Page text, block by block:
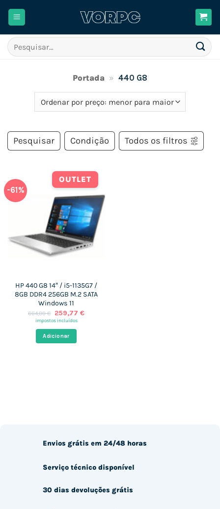
Pesquisar
por:
Portada » 440 G8
Pesquisar Condição Todos os filtros
-61%
OUTLET
HP 440 G8 14″ / i5-1135G7 /
8GB DDR4 256GB M.2 SATA
Windows 11
664,00€
O
preço
era:
664,00 €.
259,77 €O
impostos incluídos
Adicionar
Envios grátis em 24/48 horas
Serviço técnico disponível
30 dias devoluções grátis